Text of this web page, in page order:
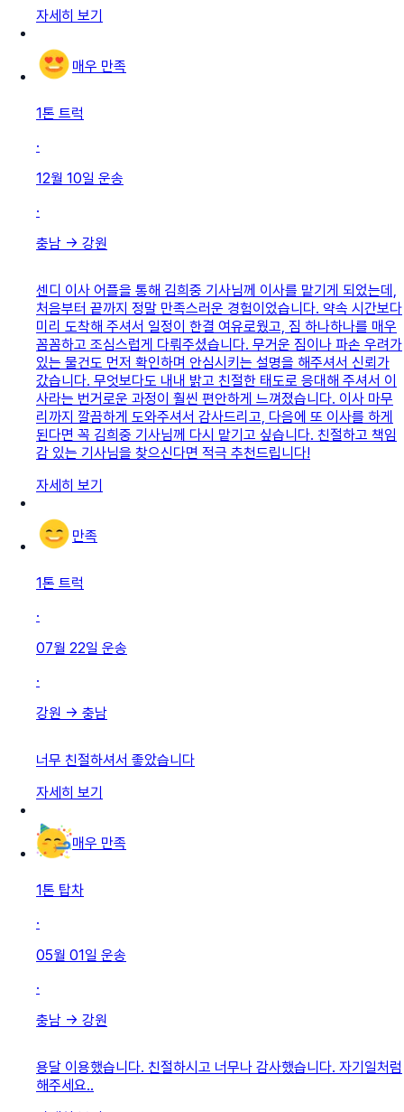
자세히 보기
매우 만족
1톤 트럭
·
12월 10일 운송
·
충남 → 강원
센디 이사 어플을 통해 김희중 기사님께 이사를 맡기게 되었는데,
처음부터 끝까지 정말 만족스러운 경험이었습니다. 약속 시간보다
미리 도착해 주셔서 일정이 한결 여유로웠고, 짐 하나하나를 매우
꼼꼼하고 조심스럽게 다뤄주셨습니다. 무거운 짐이나 파손 우려가
있는 물건도 먼저 확인하며 안심시키는 설명을 해주셔서 신뢰가
갔습니다. 무엇보다도 내내 밝고 친절한 태도로 응대해 주셔서 이
사라는 번거로운 과정이 훨씬 편안하게 느껴졌습니다. 이사 마무
리까지 깔끔하게 도와주셔서 감사드리고, 다음에 또 이사를 하게
된다면 꼭 김희중 기사님께 다시 맡기고 싶습니다. 친절하고 책임
감 있는 기사님을 찾으신다면 적극 추천드립니다!
자세히 보기
만족
1톤 트럭
·
07월 22일 운송
·
강원 → 충남
너무 친절하셔서 좋았습니다
자세히 보기
매우 만족
1톤 탑차
·
05월 01일 운송
·
충남 → 강원
용달 이용했습니다. 친절하시고 너무나 감사했습니다. 자기일처럼
해주세요..